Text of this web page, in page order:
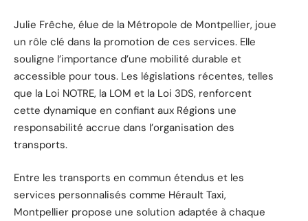
Julie Frêche, élue de la Métropole de Montpellier, joue
un rôle clé dans la promotion de ces services. Elle
souligne l’importance d’une mobilité durable et
accessible pour tous. Les législations récentes, telles
que la Loi NOTRE, la LOM et la Loi 3DS, renforcent
cette dynamique en confiant aux Régions une
responsabilité accrue dans l’organisation des
transports.
Entre les transports en commun étendus et les
services personnalisés comme Hérault Taxi,
Montpellier propose une solution adaptée à chaque